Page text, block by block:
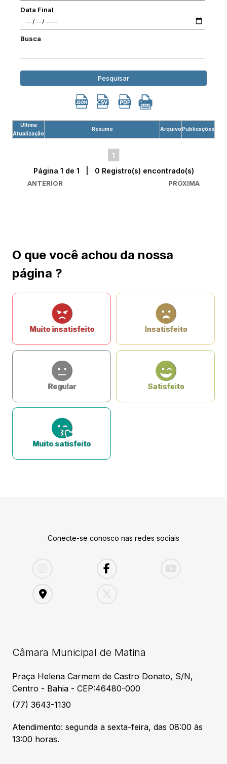
Data Final
Busca
Pesquisar
Última
Atualização
Resumo ArquivoPublicações
1
ANTERIOR
Página 1 de 1 | 0 Registro(s) encontrado(s)
PRÓXIMA
O que você achou da nossa
página ?
Muito insatisfeito Insatisfeito
Regular Satisfeito
Muito satisfeito
Conecte-se conosco nas redes sociais
Câmara Municipal de Matina
Praça Helena Carmem de Castro Donato, S/N,
Centro - Bahia - CEP:46480-000
(77) 3643-1130
Atendimento: segunda a sexta-feira, das 08:00 às
13:00 horas.